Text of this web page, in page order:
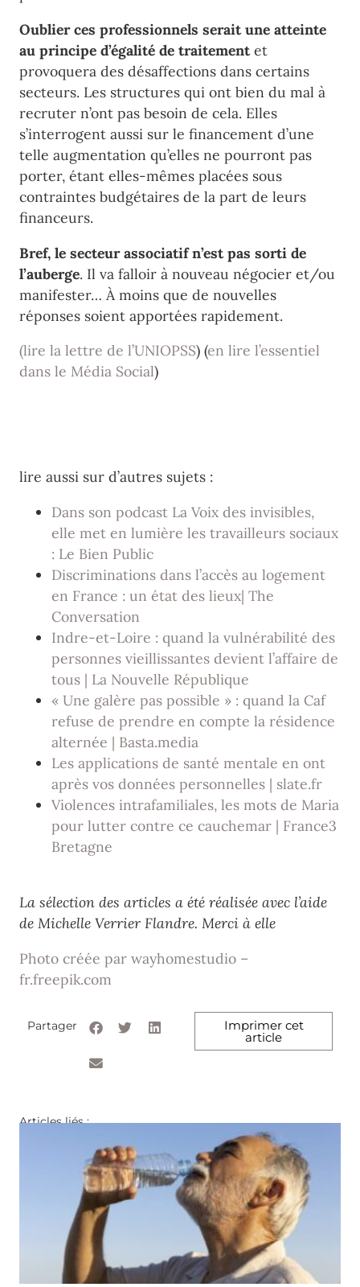
Oublier ces professionnels serait une atteinte
au principe d’égalité de traitementet
provoquera des désaffections dans certains
secteurs. Les structures qui ont bien du mal à
recruter n’ont pas besoin de cela. Elles
s’interrogent aussi sur le financement d’une
telle augmentation qu’elles ne pourront pas
porter, étant elles-mêmes placées sous
contraintes budgétaires de la part de leurs
financeurs.
Bref, le secteur associatif n’est pas sorti de
l’auberge. Il va falloir à nouveau négocier et/ou
manifester… À moins que de nouvelles
réponses soient apportées rapidement.
(lire la lettre de l’UNIOPSS) (en lire l’essentiel
dans le Média Social)
lire aussi sur d’autres sujets :
Dans son podcast La Voix des invisibles,
elle met en lumière les travailleurs sociaux
: Le Bien Public
Discriminations dans l’accès au logement
en France : un état des lieux| The
Conversation
Indre-et-Loire : quand la vulnérabilité des
personnes vieillissantes devient l’affaire de
tous | La Nouvelle République
« Une galère pas possible » : quand la Caf
refuse de prendre en compte la résidence
alternée | Basta.media
Les applications de santé mentale en ont
après vos données personnelles | slate.fr
Violences intrafamiliales, les mots de Maria
pour lutter contre ce cauchemar | France3
Bretagne
La sélection des articles a été réalisée avec l’aide
de Michelle Verrier Flandre. Merci à elle
Photo créée par wayhomestudio –
fr.freepik.com
Partager Imprimer cet
article
Articles liés :